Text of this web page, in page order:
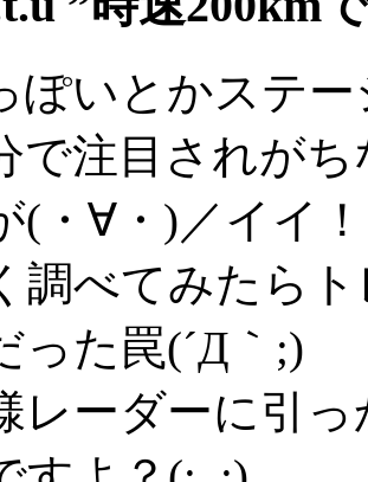
ぽいとかステ
で注目されが
(・∀・)／イイ
調べてみたら
った罠(´Д｀;)
レーダーに引